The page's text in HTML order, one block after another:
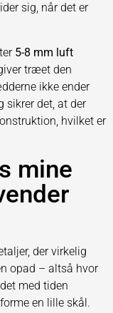
sig, når det er
5-8 mm luft
træet den
ikke ender
sikrer det, at der
hvilket er
mine
der virkelig
opad – altså hvor
med tiden
en lille skål.